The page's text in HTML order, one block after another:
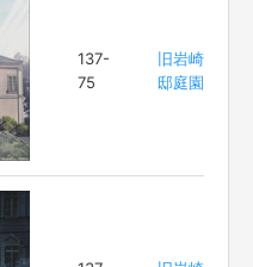
137-
75
旧岩崎
邸庭園